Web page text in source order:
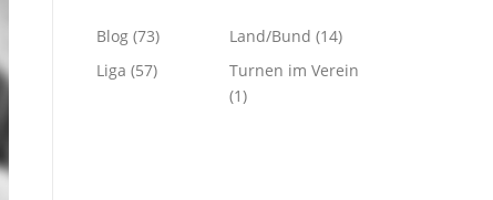
Blog (73) Land/Bund (14)
Liga (57)
Turnen im Verein
(1)